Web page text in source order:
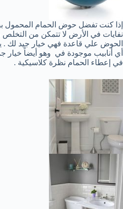
إذا كنت تفضل حوض الحمام المحمول
نفايات في الأرض لا تتمكن من التخلص
الحوض علي قاعدة فهي خيار جيد لك .
أي أنابيب موجودة في وهو أيضاً خيار
في إعطاء الحمام نظرة كلاسيكية .